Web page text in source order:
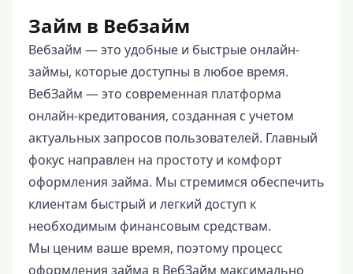
Займ в Вебзайм
Вебзайм — это удобные и быстрые онлайн-
займы, которые доступны в любое время.
ВебЗайм — это современная платформа
онлайн-кредитования, созданная с учетом
актуальных запросов пользователей. Главный
фокус направлен на простоту и комфорт
оформления займа. Мы стремимся обеспечить
клиентам быстрый и легкий доступ к
необходимым финансовым средствам.
Мы ценим ваше время, поэтому процесс
оформления займа в ВебЗайм максимально